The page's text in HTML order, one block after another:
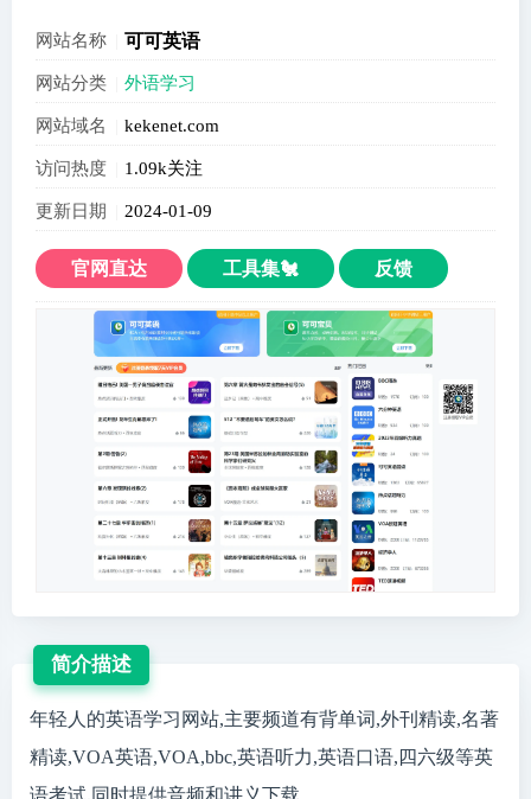
网站名称 可可英语
网站分类 外语学习
网站域名 kekenet.com
访问热度 1.09k关注
更新日期 2024-01-09
官网直达 工具集🐔 反馈
简介描述
年轻人的英语学习网站,主要频道有背单词,外刊精读,名著
精读,VOA英语,VOA,bbc,英语听力,英语口语,四六级等英
语考试,同时提供音频和讲义下载